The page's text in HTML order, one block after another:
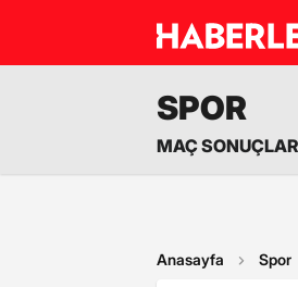
SPOR
MAÇ
Anasayfa Spor